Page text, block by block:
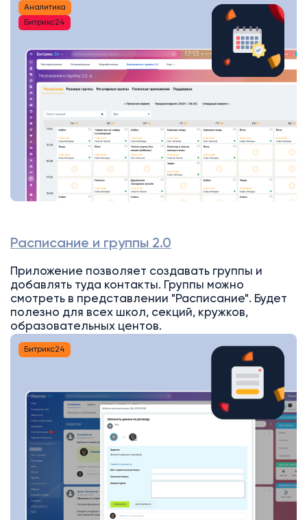
Аналитика
Битрикс24
Расписание и группы 2.0
Приложение позволяет создавать группы и
добавлять туда контакты. Группы можно
смотреть в представлении "Расписание". Будет
полезно для всех школ, секций, кружков,
образовательных центов.
Битрикс24